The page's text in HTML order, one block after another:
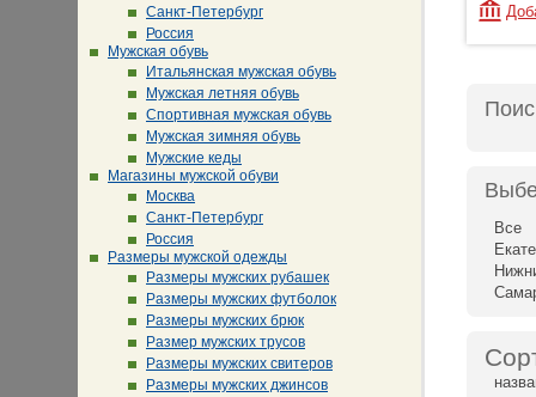
Санкт-Петербург
Россия
Мужская обувь
Итальянская мужская обувь
Мужская летняя обувь
Спортивная мужская обувь
Мужская зимняя обувь
Мужские кеды
Магазины мужской обуви
Москва
Санкт-Петербург
Россия
Размеры мужской одежды
Размеры мужских рубашек
Размеры мужских футболок
Размеры мужских брюк
Размер мужских трусов
Размеры мужских свитеров
Размеры мужских джинсов
Все